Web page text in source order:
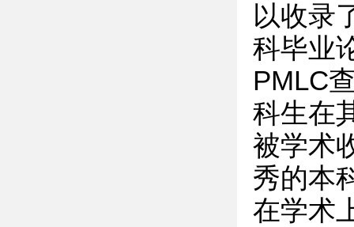
以收录
科毕业
PMLC
科生在
被学术
秀的本
在学术